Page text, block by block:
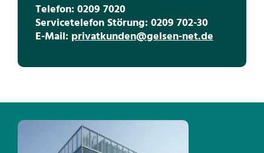
Telefon: 0209 7020
Servicetelefon Störung: 0209 702-30
E-Mail: privatkunden@gelsen-net.de